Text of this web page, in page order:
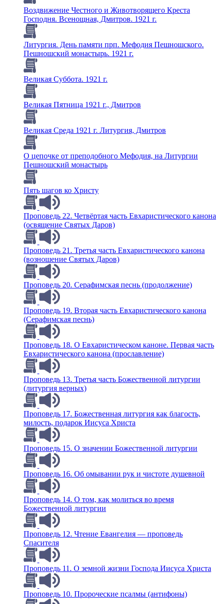
Воздвижение Честного и Животворящего Креста
Господня. Всенощная, Дмитров. 1921 г.
Литургия. День памяти прп. Мефодия Пешношского.
Пешношский монастырь. 1921 г.
Великая Суббота. 1921 г.
Великая Пятница 1921 г., Дмитров
Великая Среда 1921 г. Литургия, Дмитров
О цепочке от преподобного Мефодия, на Литургии
Пешношский монастырь
Пять шагов ко Христу
Проповедь 22. Четвёртая часть Евхаристического канона
(освящение Святых Даров)
Проповедь 21. Третья часть Евхаристического канона
(возношение Святых Даров)
Проповедь 20. Серафимская песнь (продолжение)
Проповедь 19. Вторая часть Евхаристического канона
(Серафимская песнь)
Проповедь 18. О Евхаристическом каноне. Первая часть
Евхаристического канона (прославление)
Проповедь 13. Третья часть Божественной литургии
(литургия верных)
Проповедь 17. Божественная литургия как благость,
милость, подарок Иисуса Христа
Проповедь 15. О значении Божественной литургии
Проповедь 16. Об омывании рук и чистоте душевной
Проповедь 14. О том, как молиться во время
Божественной литургии
Проповедь 12. Чтение Евангелия — проповедь
Спасителя
Проповедь 11. О земной жизни Господа Иисуса Христа
Проповедь 10. Пророческие псалмы (антифоны)